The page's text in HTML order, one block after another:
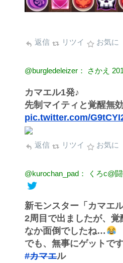
返信 リツイ お気に
@burgledeleizer： さかえ
カマエル1発♪
先制マイティと覚醒無
pic.twitter.com/
返信 リツイ お気に
@kurochan_pad： くろc@
新モンスター「カマエ
2周目で出ましたが、
なか面倒でしたね…
でも、無事にゲットです
#カマエル